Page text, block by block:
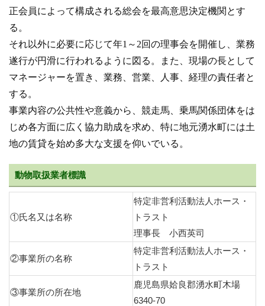
正会員によって構成される総会を最高意思決定機関とす
る。
それ以外に必要に応じて年1～2回の理事会を開催し、業務
遂行が円滑に行われるように図る。また、現場の長として
マネージャーを置き、業務、営業、人事、経理の責任者と
する。
事業内容の公共性や意義から、競走馬、乗馬関係団体をは
じめ各方面に広く協力助成を求め、特に地元湧水町には土
地の賃貸を始め多大な支援を仰いでいる。
動物取扱業者標識
①氏名又は名称
特定非営利活動法人ホース・
トラスト
理事長 小西英司
②事業所の名称
特定非営利活動法人ホース・
トラスト
③事業所の所在地
鹿児島県姶良郡湧水町木場
6340-70